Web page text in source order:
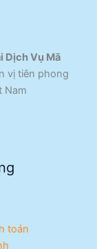
Dịch Vụ Mã
vị tiên phong
Nam
toán